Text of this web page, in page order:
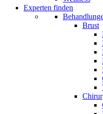
Experten finden
Brust